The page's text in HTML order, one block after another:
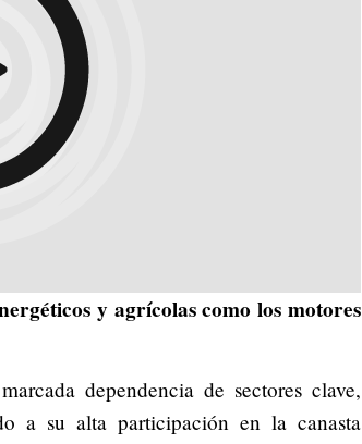
y agrícolas como los motores
dependencia de sectores clave,
a su alta participación en la canasta